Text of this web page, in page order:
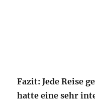
Fazit: Jede Reise
hatte eine sehr